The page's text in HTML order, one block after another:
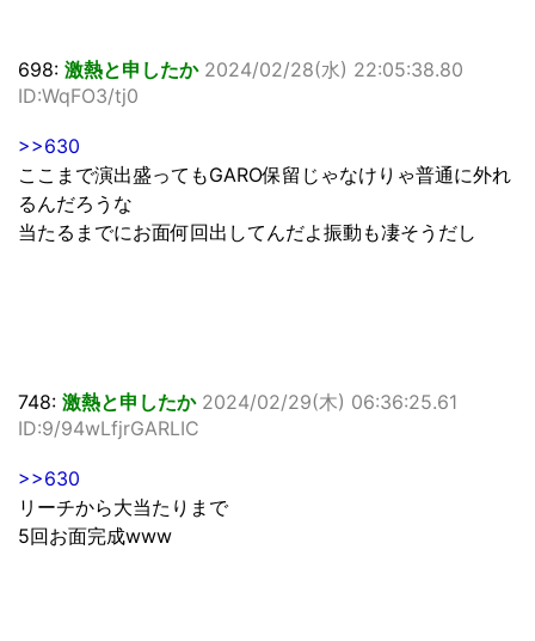
698: 激熱と申したか 2024/02/28(水) 22:05:38.80
ID:WqFO3/tj0
>>630
ここまで演出盛ってもGARO保留じゃなけりゃ普通に外れ
るんだろうな
当たるまでにお面何回出してんだよ振動も凄そうだし
748: 激熱と申したか 2024/02/29(木) 06:36:25.61
ID:9/94wLfjrGARLIC
>>630
リーチから大当たりまで
5回お面完成www